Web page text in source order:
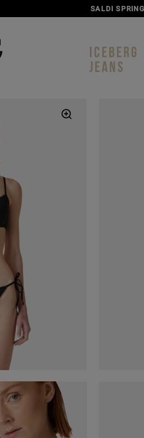
ICEBERG
JEANS